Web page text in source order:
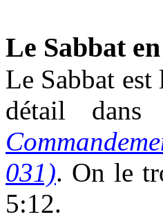
Le Sabbat
Le Sabbat
détail
031). On le
5:12.